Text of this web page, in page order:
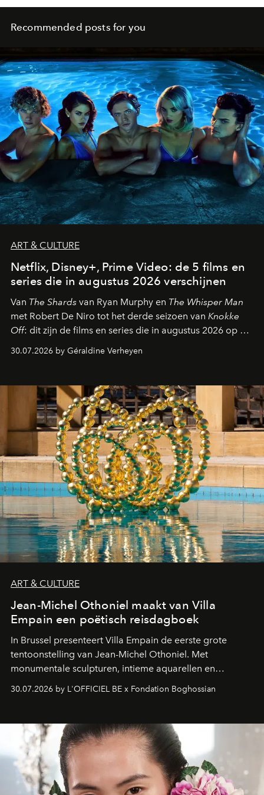
Recommended posts for you
ART & CULTURE
Netflix, Disney+, Prime Video: de 5 films en
series die in augustus 2026 verschijnen
Van The Shards van Ryan Murphy en The Whisper Man
met Robert De Niro tot het derde seizoen van Knokke
Off: dit zijn de films en series die in augustus 2026 op de
30.07.2026 by Géraldine Verheyen
ART & CULTURE
Jean-Michel Othoniel maakt van Villa
Empain een poëtisch reisdagboek
In Brussel presenteert Villa Empain de eerste grote
tentoonstelling van Jean-Michel Othoniel. Met
monumentale sculpturen, intieme aquarellen en
een emotionele reis waarin elk werk de herinnering
moment van verwondering.
30.07.2026 by L'OFFICIEL BE x Fondation Boghossian